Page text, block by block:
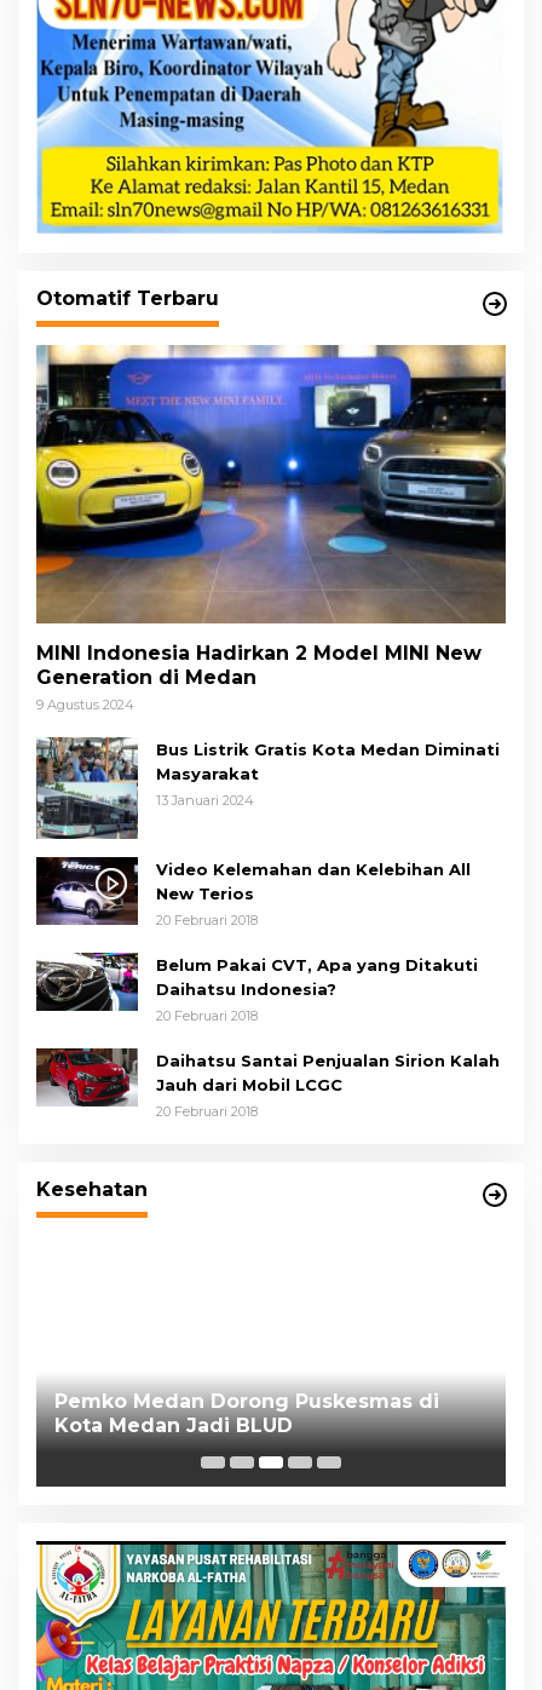
Otomatif Terbaru
MINI Indonesia Hadirkan 2 Model MINI New
Generation di Medan
9 Agustus 2024
Bus Listrik Gratis Kota Medan Diminati
Masyarakat
13 Januari 2024
Video Kelemahan dan Kelebihan All
New Terios
20 Februari 2018
Belum Pakai CVT, Apa yang Ditakuti
Daihatsu Indonesia?
20 Februari 2018
Daihatsu Santai Penjualan Sirion Kalah
Jauh dari Mobil LCGC
20 Februari 2018
Kesehatan